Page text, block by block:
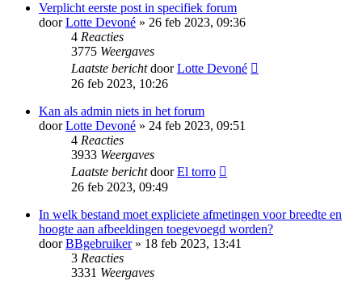
Verplicht eerste post in specifiek forum
doorLotte Devoné » 26 feb 2023, 09:36
4 Reacties
3775 Weergaves
Laatste berichtdoorLotte Devoné
26 feb 2023, 10:26
Kan als admin niets in het forum
doorLotte Devoné » 24 feb 2023, 09:51
4 Reacties
3933 Weergaves
Laatste berichtdoorEl torro
26 feb 2023, 09:49
In welk bestand moet expliciete afmetingen voor breedte en
hoogte aan afbeeldingen toegevoegd worden?
doorBBgebruiker» 18 feb 2023, 13:41
3 Reacties
3331 Weergaves